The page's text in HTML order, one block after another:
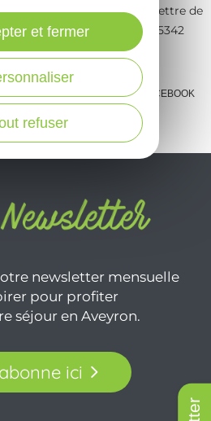
la poste (gratuit, ne pas mettre de
Libre réponse 71120 75342
MESSENGER FACEBOOK
newsletter mensuelle
pour profiter
séjour en Aveyron.
ici
refuser
et fermer